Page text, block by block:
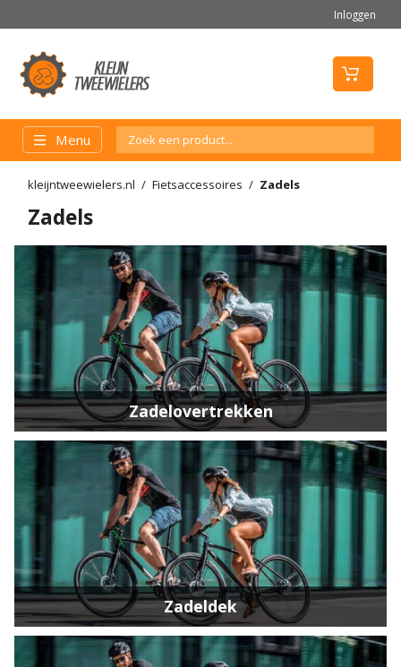
Inloggen
Menu
kleijntweewielers.nl Fietsaccessoires Zadels
Zadels
Zadelovertrekken
Zadeldek